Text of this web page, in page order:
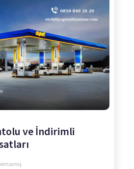
ve İndirimli